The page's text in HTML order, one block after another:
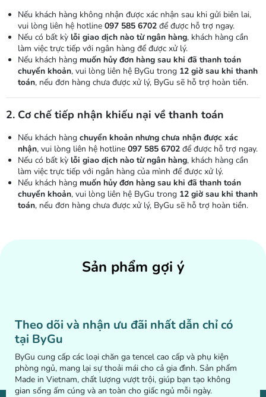
Nếu khách hàng không nhận được xác nhận sau khi gửi biên lai,
vui lòng liên hệ hotline 097 585 6702 để được hỗ trợ ngay.
Nếu có bất kỳ lỗi giao dịch nào từ ngân hàng, khách hàng cần
làm việc trực tiếp với ngân hàng để được xử lý.
Nếu khách hàng muốn hủy đơn hàng sau khi đã thanh toán
chuyển khoản, vui lòng liên hệ ByGu trong 12 giờ sau khi thanh
toán, nếu đơn hàng chưa được xử lý, ByGu sẽ hỗ trợ hoàn tiền.
2. Cơ chế tiếp nhận khiếu nại về thanh toán
Nếu khách hàng chuyển khoản nhưng chưa nhận được xác
nhận, vui lòng liên hệ hotline 097 585 6702 để được hỗ trợ ngay.
Nếu có bất kỳ lỗi giao dịch nào từ ngân hàng, khách hàng cần
làm việc trực tiếp với ngân hàng của mình để được xử lý.
Nếu khách hàng muốn hủy đơn hàng sau khi đã thanh toán
chuyển khoản, vui lòng liên hệ ByGu trong 12 giờ sau khi thanh
toán, nếu đơn hàng chưa được xử lý, ByGu sẽ hỗ trợ hoàn tiền.
Sản phẩm gợi ý
Theo dõi và nhận ưu đãi nhất dẫn chỉ có
tại ByGu
ByGu cung cấp các loại chăn ga tencel cao cấp và phụ kiện
phòng ngủ, mang lại sự thoải mái cho cả gia đình. Sản phẩm
Made in Vietnam, chất lượng vượt trội, giúp bạn tạo không
gian sống ấm cúng và an toàn cho giấc ngủ mỗi ngày.